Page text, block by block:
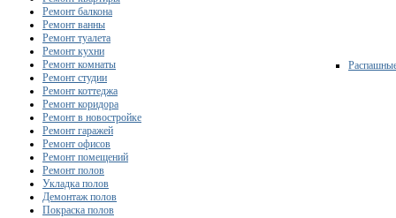
Ремонт балкона
Ремонт ванны
Ремонт туалета
Ремонт кухни
Ремонт комнаты
Ремонт студии
Ремонт коттеджа
Ремонт коридора
Ремонт в новостройке
Ремонт гаражей
Ремонт офисов
Ремонт помещений
Ремонт полов
Укладка полов
Демонтаж полов
Покраска полов